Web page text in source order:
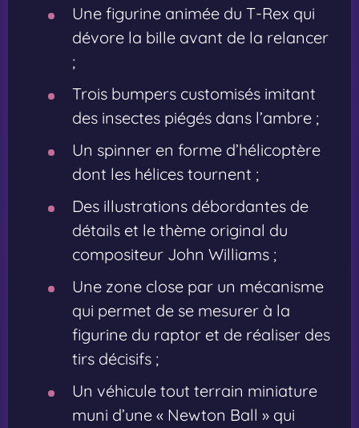
Une figurine animée du T-Rex qui
dévore la bille avant de la relancer
;
Trois bumpers customisés imitant
des insectes piégés dans l’ambre ;
Un spinner en forme d’hélicoptère
dont les hélices tournent ;
Des illustrations débordantes de
détails et le thème original du
compositeur John Williams ;
Une zone close par un mécanisme
qui permet de se mesurer à la
figurine du raptor et de réaliser des
tirs décisifs ;
Un véhicule tout terrain miniature
muni d’une « Newton Ball » qui